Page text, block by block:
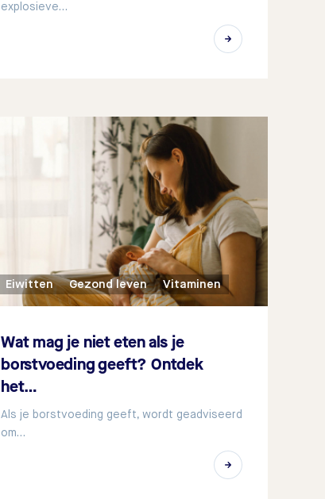
explosieve…
Eiwitten Gezond leven Vitaminen
Wat mag je niet eten als je
borstvoeding geeft? Ontdek
het…
Als je borstvoeding geeft, wordt geadviseerd
om…